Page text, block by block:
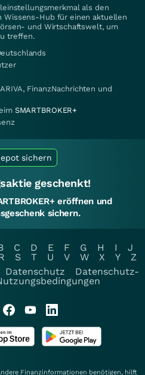
als den
Wissens-Hub für einen aktuellen
und Wirtschaftswelt, um
treffen.
FinanzNachrichten und
SMARTBROKER+
sichern
geschenkt!
eröffnen und
sichern.
C D E F G H I
J
S T U V W X Y
Z
Datenschutz
Datenschutz-
Finanzinformationen benötigen, hilft